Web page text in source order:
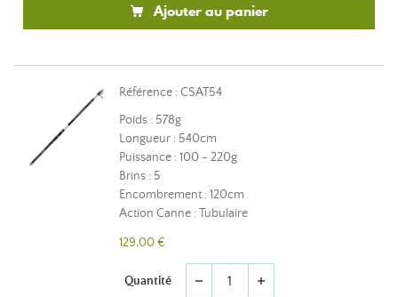
Ajouter au panier
Référence : CSAT54
Poids : 578g
Longueur : 540cm
Puissance : 100 - 220g
Brins : 5
Encombrement : 120cm
Action Canne : Tubulaire
129,00 €
Quantité remove add